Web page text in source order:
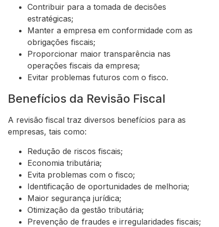
Contribuir para a tomada de decisões
estratégicas;
Manter a empresa em conformidade com as
obrigações fiscais;
Proporcionar maior transparência nas
operações fiscais da empresa;
Evitar problemas futuros com o fisco.
Benefícios da Revisão Fiscal
A revisão fiscal traz diversos benefícios para as
empresas, tais como:
Redução de riscos fiscais;
Economia tributária;
Evita problemas com o fisco;
Identificação de oportunidades de melhoria;
Maior segurança jurídica;
Otimização da gestão tributária;
Prevenção de fraudes e irregularidades fiscais;